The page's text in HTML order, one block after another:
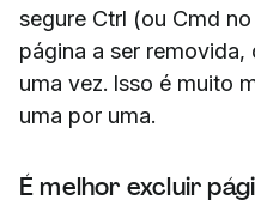
segure Ctrl (ou Cmd
página a ser
uma vez. Isso é muito
uma por uma.
É melhor excluir